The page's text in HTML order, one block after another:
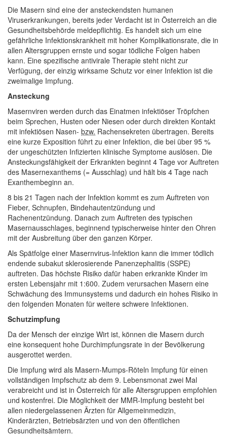
Die Masern sind eine der ansteckendsten humanen
Viruserkrankungen, bereits jeder Verdacht ist in Österreich an die
Gesundheitsbehörde meldepflichtig. Es handelt sich um eine
gefährliche Infektionskrankheit mit hoher Komplikationsrate, die in
allen Altersgruppen ernste und sogar tödliche Folgen haben
kann. Eine spezifische antivirale Therapie steht nicht zur
Verfügung, der einzig wirksame Schutz vor einer Infektion ist die
zweimalige Impfung.
Ansteckung
Masernviren werden durch das Einatmen infektiöser Tröpfchen
beim Sprechen, Husten oder Niesen oder durch direkten Kontakt
mit infektiösen Nasen- bzw. Rachensekreten übertragen. Bereits
eine kurze Exposition führt zu einer Infektion, die bei über 95 %
der ungeschützten Infizierten klinische Symptome auslösen. Die
Ansteckungsfähigkeit der Erkrankten beginnt 4 Tage vor Auftreten
des Masernexanthems (= Ausschlag) und hält bis 4 Tage nach
Exanthembeginn an.
8 bis 21 Tagen nach der Infektion kommt es zum Auftreten von
Fieber, Schnupfen, Bindehautentzündung und
Rachenentzündung. Danach zum Auftreten des typischen
Masernausschlages, beginnend typischerweise hinter den Ohren
mit der Ausbreitung über den ganzen Körper.
Als Spätfolge einer Masernvirus-Infektion kann die immer tödlich
endende subakut sklerosierende Panenzephalitis (SSPE)
auftreten. Das höchste Risiko dafür haben erkrankte Kinder im
ersten Lebensjahr mit 1:600. Zudem verursachen Masern eine
Schwächung des Immunsystems und dadurch ein hohes Risiko in
den folgenden Monaten für weitere schwere Infektionen.
Schutzimpfung
Da der Mensch der einzige Wirt ist, können die Masern durch
eine konsequent hohe Durchimpfungsrate in der Bevölkerung
ausgerottet werden.
Die Impfung wird als Masern-Mumps-Röteln Impfung für einen
vollständigen Impfschutz ab dem 9. Lebensmonat zwei Mal
verabreicht und ist in Österreich für alle Altersgruppen empfohlen
und kostenfrei. Die Möglichkeit der MMR-Impfung besteht bei
allen niedergelassenen Ärzten für Allgemeinmedizin,
Kinderärzten, Betriebsärzten und von den öffentlichen
Gesundheitsämtern.